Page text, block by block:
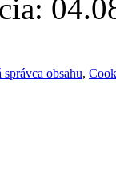
obsahu,